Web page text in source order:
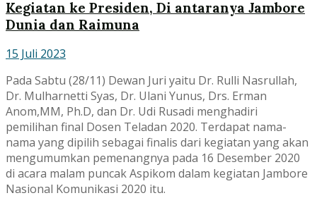
Kegiatan ke Presiden, Di antaranya Jambore
Dunia dan Raimuna
15 Juli 2023
Pada Sabtu (28/11) Dewan Juri yaitu Dr. Rulli Nasrullah,
Dr. Mulharnetti Syas, Dr. Ulani Yunus, Drs. Erman
Anom,MM, Ph.D, dan Dr. Udi Rusadi menghadiri
pemilihan final Dosen Teladan 2020. Terdapat nama-
nama yang dipilih sebagai finalis dari kegiatan yang akan
mengumumkan pemenangnya pada 16 Desember 2020
di acara malam puncak Aspikom dalam kegiatan Jambore
Nasional Komunikasi 2020 itu.